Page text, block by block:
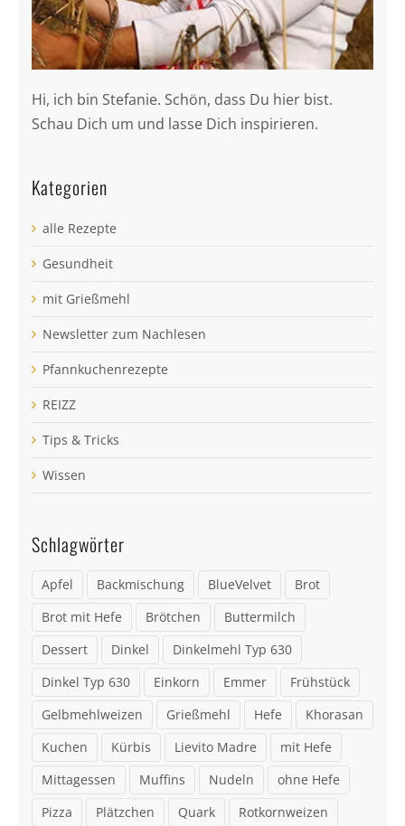
Hi, ich bin Stefanie. Schön, dass Du hier bist.
Schau Dich um und lasse Dich inspirieren.
Kategorien
alle Rezepte
Gesundheit
mit Grießmehl
Newsletter zum Nachlesen
Pfannkuchenrezepte
REIZZ
Tips & Tricks
Wissen
Schlagwörter
Apfel Backmischung BlueVelvet
Brot
Brot mit Hefe
Brötchen
Buttermilch
Dessert
Dinkel
Dinkelmehl Typ 630
Dinkel Typ 630
Einkorn Emmer
Frühstück
Gelbmehlweizen
Grießmehl Hefe
Khorasan
Kuchen
Kürbis Lievito Madre
mit Hefe
Mittagessen
Muffins Nudeln
ohne Hefe
Pizza
Plätzchen Quark
Rotkornweizen